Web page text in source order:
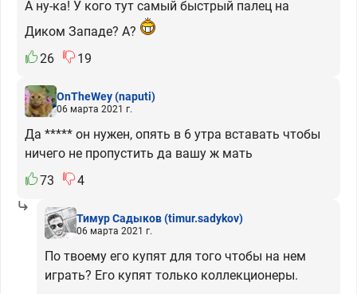
А ну-ка! У кого тут самый быстрый палец на
Диком Западе? А?
26
19
OnTheWey(naputi)
06 марта 2021 г.
Да ***** он нужен, опять в 6 утра вставать чтобы
ничего не пропустить да вашу ж мать
73
4
Тимур Садыков(timur.sadykov)
06 марта 2021 г.
По твоему его купят для того чтобы на нем
играть? Его купят только коллекционеры.